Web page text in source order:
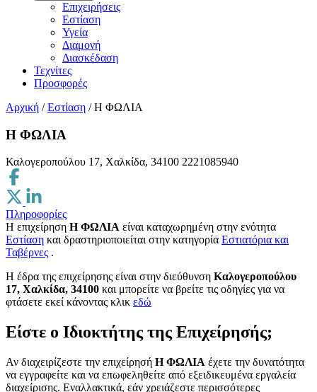
Επιχειρήσεις
Εστίαση
Υγεία
Διαμονή
Διασκέδαση
Τεχνίτες
Προσφορές
Αρχική / Εστίαση / H ΦΩΛΙΑ
H ΦΩΛΙΑ
Καλογεροπούλου 17, Χαλκίδα, 34100 2221085940
Πληροφορίες
Η επιχείρηση H ΦΩΛΙΑ είναι καταχωρημένη στην ενότητα
Εστίαση και δραστηριοποιείται στην κατηγορία Εστιατόρια και
Ταβέρνες .
H έδρα της επιχείρησης είναι στην διεύθυνση Καλογεροπούλου
17, Χαλκίδα, 34100 και μπορείτε να βρείτε τις οδηγίες για να
φτάσετε εκεί κάνοντας κλικ εδώ
Είστε ο Ιδιοκτήτης της Επιχείρησής;
Αν διαχειρίζεστε την επιχείρησή H ΦΩΛΙΑ έχετε την δυνατότητα
να εγγραφείτε και να επωφεληθείτε από εξειδικευμένα εργαλεία
διαχείρισης. Εναλλακτικά, εάν χρειάζεστε περισσότερες